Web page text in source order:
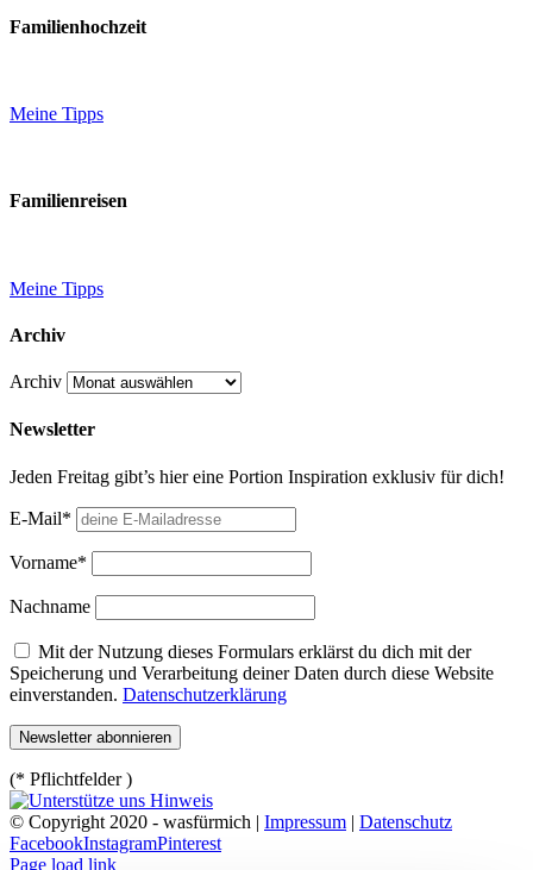
Familienhochzeit
Meine Tipps
Familienreisen
Meine Tipps
Archiv
Archiv
Newsletter
Jeden Freitag gibt’s hier eine Portion Inspiration exklusiv für dich!
E-Mail*
Vorname*
Nachname
Mit der Nutzung dieses Formulars erklärst du dich mit der
Speicherung und Verarbeitung deiner Daten durch diese Website
einverstanden. Datenschutzerklärung
(* Pflichtfelder )
© Copyright 2020 - wasfürmich | Impressum | Datenschutz
FacebookInstagramPinterest
Page load link